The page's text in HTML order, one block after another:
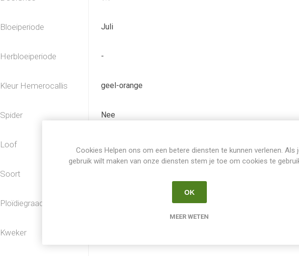
Bloeiperiode Juli
Herbloeiperiode -
Kleur Hemerocallis geel-orange
Spider Nee
Loof
Soort
Ploïdiegraad
Kweker
Cookies Helpen ons om een betere diensten te kunnen verlenen. Als
gebruik wilt maken van onze diensten stem je toe om cookies te
OK
MEER WETEN